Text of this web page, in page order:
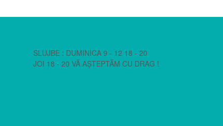
SLUJBE : DUMINICA 9 - 12 18 - 20
JOI 18 - 20 VĂ AȘTEPTĂM CU DRAG !